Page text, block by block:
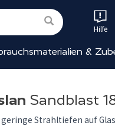
Hilfe
&
Sandblast
geringe Strahltiefen auf